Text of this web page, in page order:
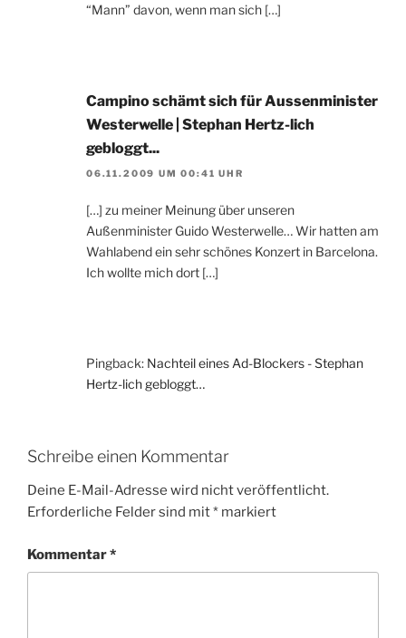
“Mann” davon, wenn man sich […]
Campino schämt sich für Aussenminister
Westerwelle | Stephan Hertz-lich
gebloggt...
06.11.2009 UM 00:41 UHR
[…] zu meiner Meinung über unseren
Außenminister Guido Westerwelle… Wir hatten am
Wahlabend ein sehr schönes Konzert in Barcelona.
Ich wollte mich dort […]
Pingback: Nachteil eines Ad-Blockers - Stephan
Hertz-lich gebloggt…
Schreibe einen Kommentar
Deine E-Mail-Adresse wird nicht veröffentlicht.
Erforderliche Felder sind mit* markiert
Kommentar*